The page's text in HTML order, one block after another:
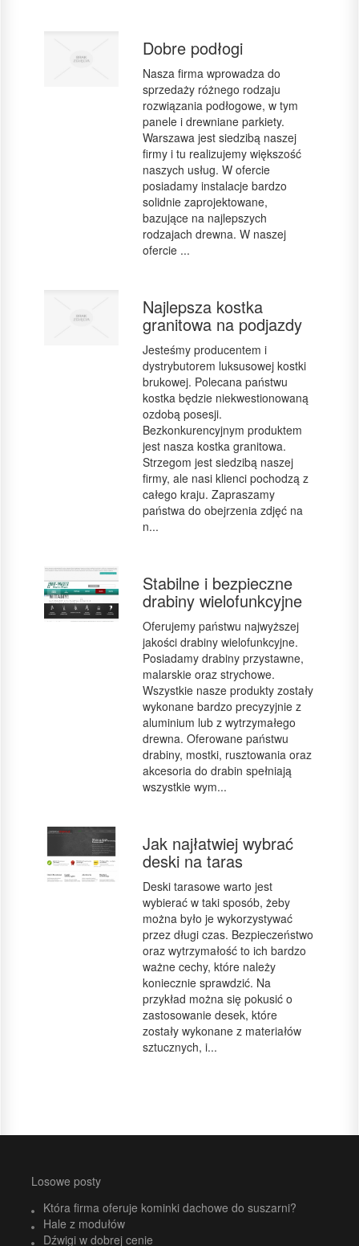
Dobre podłogi
Nasza firma wprowadza do
sprzedaży różnego rodzaju
rozwiązania podłogowe, w tym
panele i drewniane parkiety.
Warszawa jest siedzibą naszej
firmy i tu realizujemy większość
naszych usług. W ofercie
posiadamy instalacje bardzo
solidnie zaprojektowane,
bazujące na najlepszych
rodzajach drewna. W naszej
ofercie ...
Najlepsza kostka
granitowa na podjazdy
Jesteśmy producentem i
dystrybutorem luksusowej kostki
brukowej. Polecana państwu
kostka będzie niekwestionowaną
ozdobą posesji.
Bezkonkurencyjnym produktem
jest nasza kostka granitowa.
Strzegom jest siedzibą naszej
firmy, ale nasi klienci pochodzą z
całego kraju. Zapraszamy
państwa do obejrzenia zdjęć na
n...
Stabilne i bezpieczne
drabiny wielofunkcyjne
Oferujemy państwu najwyższej
jakości drabiny wielofunkcyjne.
Posiadamy drabiny przystawne,
malarskie oraz strychowe.
Wszystkie nasze produkty zostały
wykonane bardzo precyzyjnie z
aluminium lub z wytrzymałego
drewna. Oferowane państwu
drabiny, mostki, rusztowania oraz
akcesoria do drabin spełniają
wszystkie wym...
Jak najłatwiej wybrać
deski na taras
Deski tarasowe warto jest
wybierać w taki sposób, żeby
można było je wykorzystywać
przez długi czas. Bezpieczeństwo
oraz wytrzymałość to ich bardzo
ważne cechy, które należy
koniecznie sprawdzić. Na
przykład można się pokusić o
zastosowanie desek, które
zostały wykonane z materiałów
sztucznych, i...
Losowe posty
Która firma oferuje kominki dachowe do suszarni?
Hale z modułów
Dźwigi w dobrej cenie